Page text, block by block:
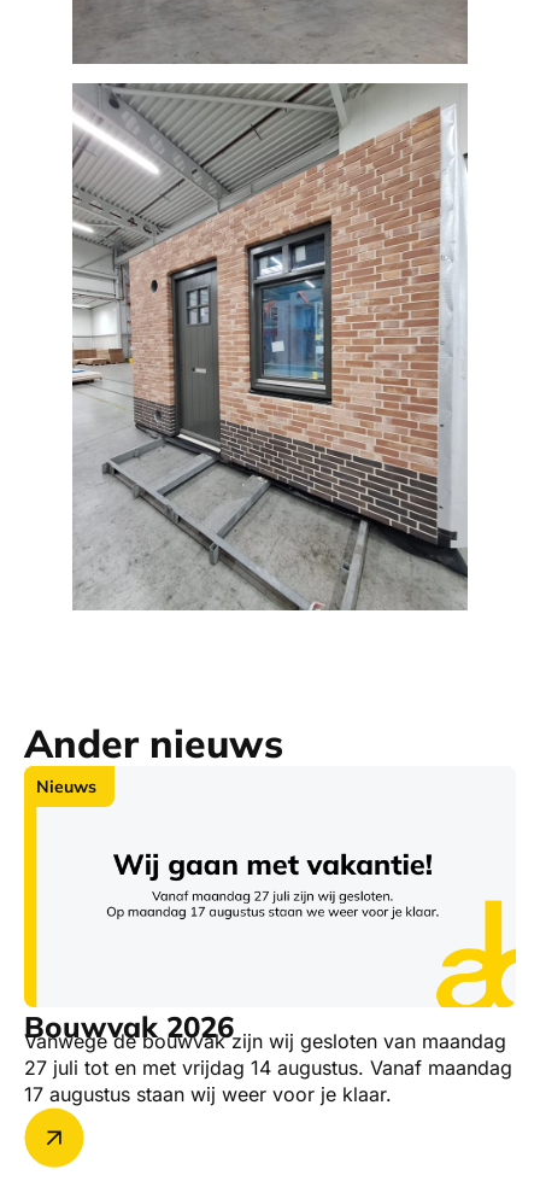
Ander nieuws
Nieuws
Bouwvak 2026
Vanwege de bouwvak zijn wij gesloten van maandag
27 juli tot en met vrijdag 14 augustus. Vanaf maandag
17 augustus staan wij weer voor je klaar.